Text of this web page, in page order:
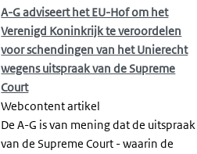
A-G adviseert het EU-Hof om het
Verenigd Koninkrijk te veroordelen
voor schendingen van het Unierecht
wegens uitspraak van de Supreme
Court
Webcontent artikel
De A-G is van mening dat de uitspraak
van de Supreme Court - waarin de